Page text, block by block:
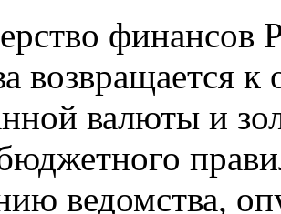
финансов
возвращается
валюты и
ведомства,